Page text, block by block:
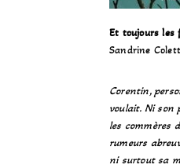
Et toujours les
Sandrine
Corentin,
voulait. Ni son
les commères
rumeurs
ni surtout sa